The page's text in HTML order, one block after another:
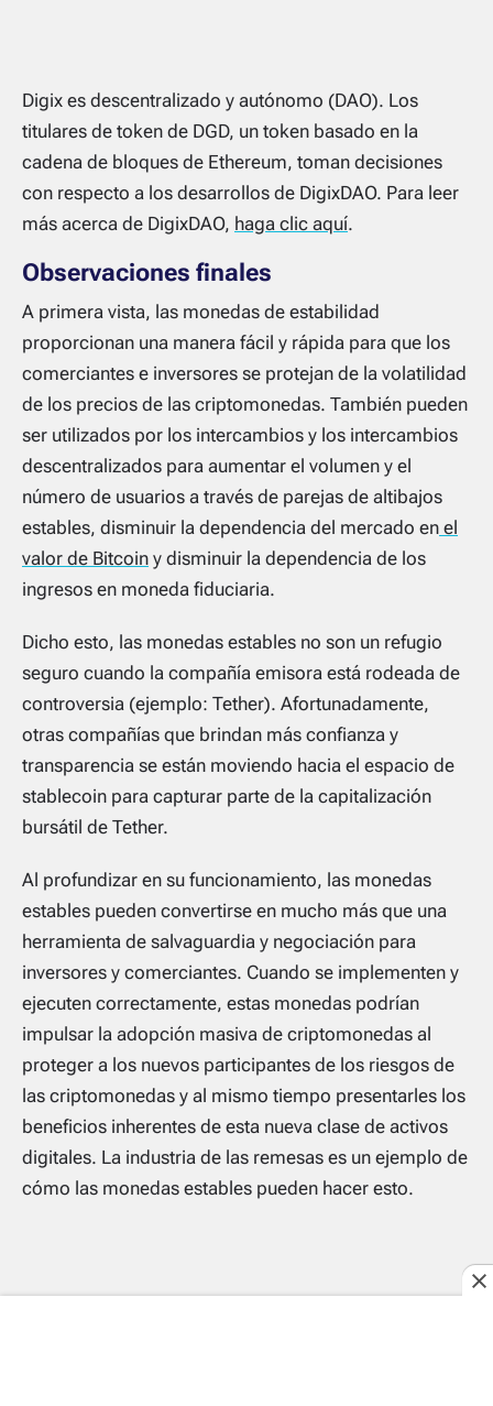
Digix es descentralizado y autónomo (DAO). Los
titulares de token de DGD, un token basado en la
cadena de bloques de Ethereum, toman decisiones
con respecto a los desarrollos de DigixDAO. Para leer
más acerca de DigixDAO, haga clic aquí.
Observaciones finales
A primera vista, las monedas de estabilidad
proporcionan una manera fácil y rápida para que los
comerciantes e inversores se protejan de la volatilidad
de los precios de las criptomonedas. También pueden
ser utilizados por los intercambios y los intercambios
descentralizados para aumentar el volumen y el
número de usuarios a través de parejas de altibajos
estables, disminuir la dependencia del mercado en el
valor de Bitcoin y disminuir la dependencia de los
ingresos en moneda fiduciaria.
Dicho esto, las monedas estables no son un refugio
seguro cuando la compañía emisora ​​está rodeada de
controversia (ejemplo: Tether). Afortunadamente,
otras compañías que brindan más confianza y
transparencia se están moviendo hacia el espacio de
stablecoin para capturar parte de la capitalización
bursátil de Tether.
Al profundizar en su funcionamiento, las monedas
estables pueden convertirse en mucho más que una
herramienta de salvaguardia y negociación para
inversores y comerciantes. Cuando se implementen y
ejecuten correctamente, estas monedas podrían
impulsar la adopción masiva de criptomonedas al
proteger a los nuevos participantes de los riesgos de
las criptomonedas y al mismo tiempo presentarles los
beneficios inherentes de esta nueva clase de activos
digitales. La industria de las remesas es un ejemplo de
cómo las monedas estables pueden hacer esto.